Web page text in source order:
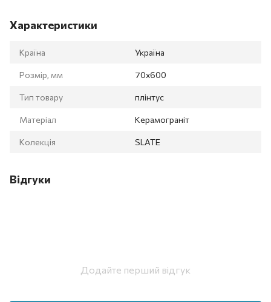
Характеристики
Країна Україна
Розмір, мм 70x600
Тип товару плінтус
Матеріал Керамограніт
Колекція SLATE
Відгуки
Додайте перший відгук